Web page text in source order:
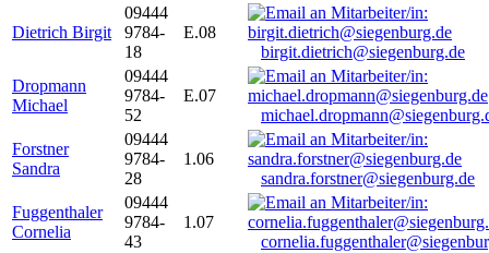
Dietrich Birgit
09444
9784-
18
E.08
birgit.dietrich@siegenburg.de
Dropmann
Michael
09444
9784-
52
E.07
Forstner
Sandra
09444
9784-
28
1.06
sandra.forstner@siegenburg.de
Fuggenthaler
Cornelia
09444
9784-
43
1.07